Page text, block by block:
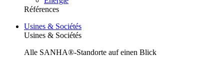
Références
Usines & Sociétés
Usines & Sociétés
Alle SANHA®-Standorte auf einen Blick